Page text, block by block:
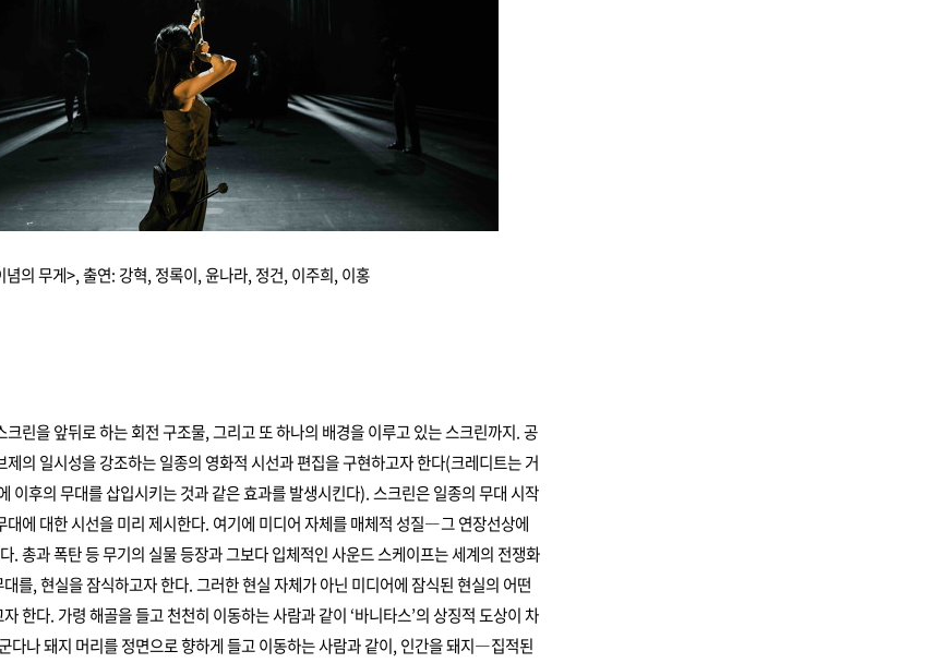
념의 무게>, 출연: 강혁, 정록이, 윤나라, 정건, 이주희, 이홍
크린을 앞뒤로 하는 회전 구조물, 그리고 또 하나의 배경을 이루고 있는 스크린까지. 공
제의 일시성을 강조하는 일종의 영화적 시선과 편집을 구현하고자 한다(크레디트는 거
이후의 무대를 삽입시키는 것과 같은 효과를 발생시킨다). 스크린은 일종의 무대 시작
대에 대한 시선을 미리 제시한다. 여기에 미디어 자체를 매체적 성질―그 연장선상에
. 총과 폭탄 등 무기의 실물 등장과 그보다 입체적인 사운드 스케이프는 세계의 전쟁화
를, 현실을 잠식하고자 한다. 그러한 현실 자체가 아닌 미디어에 잠식된 현실의 어떤
한다. 가령 해골을 들고 천천히 이동하는 사람과 같이 ‘바니타스’의 상징적 도상이 차
다나 돼지 머리를 정면으로 향하게 들고 이동하는 사람과 같이, 인간을 돼지―집적된